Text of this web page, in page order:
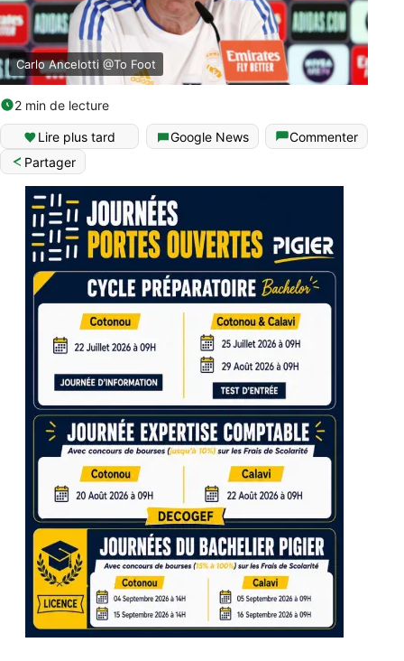
Carlo Ancelotti @To Foot
2 min de lecture
Lire plus tard Google News
Commenter
Partager